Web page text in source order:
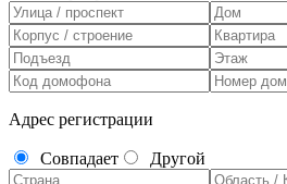
Адрес регистрации
Совпадает Другой